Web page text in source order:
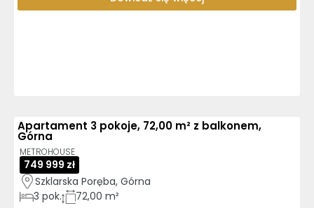
Apartament 3 pokoje, 72,00 m² z balkonem,
Górna
METROHOUSE
749 999 zł
Szklarska Poręba, Górna
3 pok. 72,00 m²